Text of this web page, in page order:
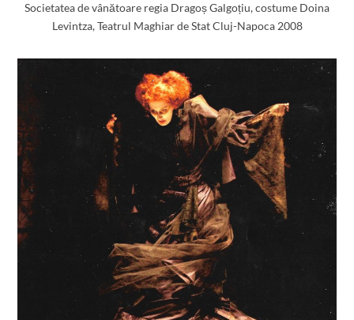
Societatea de vânătoare regia Dragoș Galgoțiu, costume Doina
Levintza, Teatrul Maghiar de Stat Cluj-Napoca 2008